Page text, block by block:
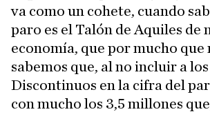
va como un cohete, cuando
paro es el Talón de Aquiles de
economía, que por mucho que
sabemos que, al no incluir a
Discontinuos en la cifra del
con mucho los 3,5 millones